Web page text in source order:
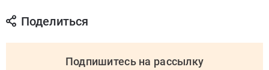
Поделиться
Подпишитесь на рассылку